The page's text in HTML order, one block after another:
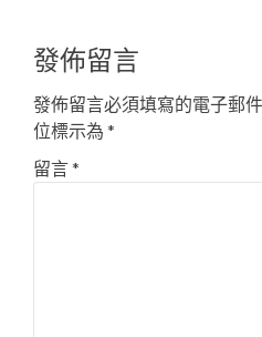
覽
發佈留言
發佈留言必須填寫的電子郵
位標示為 *
留言*